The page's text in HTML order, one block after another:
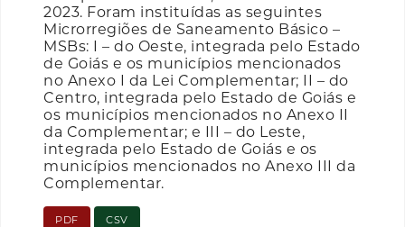
2023. Foram instituídas as seguintes
Microrregiões de Saneamento Básico –
MSBs: I – do Oeste, integrada pelo Estado
de Goiás e os municípios mencionados
no Anexo I da Lei Complementar; II – do
Centro, integrada pelo Estado de Goiás e
os municípios mencionados no Anexo II
da Complementar; e III – do Leste,
integrada pelo Estado de Goiás e os
municípios mencionados no Anexo III da
Complementar.
PDF CSV